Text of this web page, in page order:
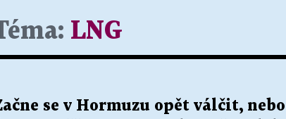
LNG
se v Hormuzu opět válčit,